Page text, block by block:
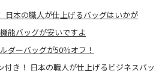
日本の職人が仕上げるバッグはいかが
能バッグが安いですよ
ダーバッグが50％オフ！
付き！ 日本の職人が仕上げるビジネスバッ